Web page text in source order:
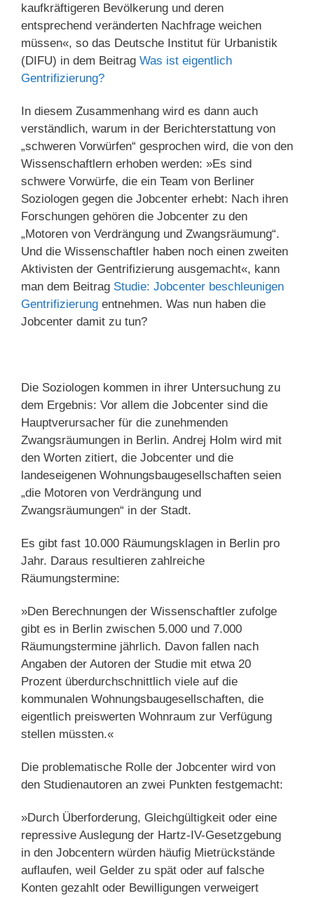
kaufkräftigeren Bevölkerung und deren
entsprechend veränderten Nachfrage weichen
müssen«, so das Deutsche Institut für Urbanistik
(DIFU) in dem Beitrag Was ist eigentlich
Gentrifizierung?
In diesem Zusammenhang wird es dann auch
verständlich, warum in der Berichterstattung von
„schweren Vorwürfen“ gesprochen wird, die von den
Wissenschaftlern erhoben werden: »Es sind
schwere Vorwürfe, die ein Team von Berliner
Soziologen gegen die Jobcenter erhebt: Nach ihren
Forschungen gehören die Jobcenter zu den
„Motoren von Verdrängung und Zwangsräumung“.
Und die Wissenschaftler haben noch einen zweiten
Aktivisten der Gentrifizierung ausgemacht«, kann
man dem Beitrag Studie: Jobcenter beschleunigen
Gentrifizierung entnehmen. Was nun haben die
Jobcenter damit zu tun?
Die Soziologen kommen in ihrer Untersuchung zu
dem Ergebnis: Vor allem die Jobcenter sind die
Hauptverursacher für die zunehmenden
Zwangsräumungen in Berlin. Andrej Holm wird mit
den Worten zitiert, die Jobcenter und die
landeseigenen Wohnungsbaugesellschaften seien
„die Motoren von Verdrängung und
Zwangsräumungen“ in der Stadt.
Es gibt fast 10.000 Räumungsklagen in Berlin pro
Jahr. Daraus resultieren zahlreiche
Räumungstermine:
»Den Berechnungen der Wissenschaftler zufolge
gibt es in Berlin zwischen 5.000 und 7.000
Räumungstermine jährlich. Davon fallen nach
Angaben der Autoren der Studie mit etwa 20
Prozent überdurchschnittlich viele auf die
kommunalen Wohnungsbaugesellschaften, die
eigentlich preiswerten Wohnraum zur Verfügung
stellen müssten.«
Die problematische Rolle der Jobcenter wird von
den Studienautoren an zwei Punkten festgemacht:
»Durch Überforderung, Gleichgültigkeit oder eine
repressive Auslegung der Hartz-IV-Gesetzgebung
in den Jobcentern würden häufig Mietrückstände
auflaufen, weil Gelder zu spät oder auf falsche
Konten gezahlt oder Bewilligungen verweigert